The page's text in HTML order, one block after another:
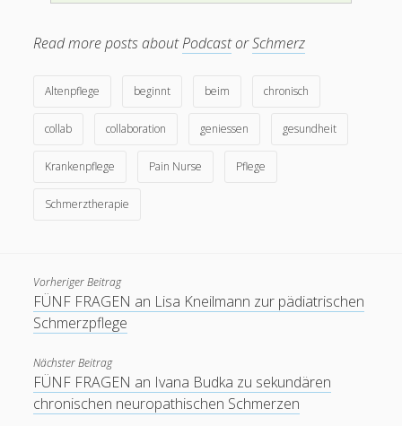
Read more posts aboutPodcastorSchmerz
Altenpflege beginnt beim chronisch
collab collaboration geniessen gesundheit
Krankenpflege Pain Nurse Pflege
Schmerztherapie
Vorheriger Beitrag
FÜNF FRAGEN an Lisa Kneilmann zur pädiatrischen
Schmerzpflege
Nächster Beitrag
FÜNF FRAGEN an Ivana Budka zu sekundären
chronischen neuropathischen Schmerzen